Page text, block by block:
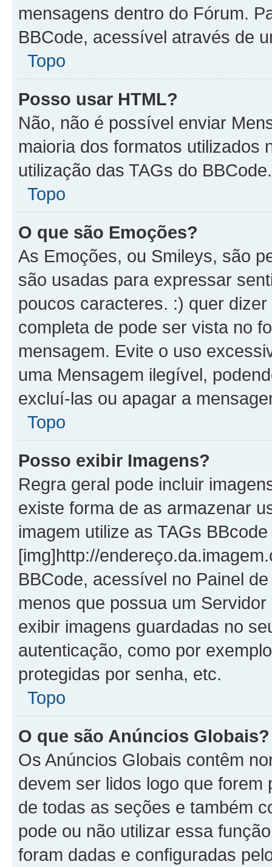
mensagens dentro do Fórum.
BBCode, acessível através de
Topo
Posso usar HTML?
Não, não é possível enviar
maioria dos formatos utilizados
utilização das TAGs do BBCode.
Topo
O que são Emoções?
As Emoções, ou Smileys, são
são usadas para expressar
poucos caracteres. :) quer
completa de pode ser vista no
mensagem. Evite o uso
uma Mensagem ilegível,
excluí-las ou apagar a
Topo
Posso exibir Imagens?
Regra geral pode incluir
existe forma de as armazenar
imagem utilize as TAGs BBcode
[img]http://
BBCode, acessível no Painel
menos que possua um
exibir imagens guardadas no
autenticação, como por
protegidas por senha, etc.
Topo
O que são Anúncios Globais?
Os Anúncios Globais contêm
devem ser lidos logo que
de todas as seções e também
pode ou não utilizar essa
foram dadas e configuradas